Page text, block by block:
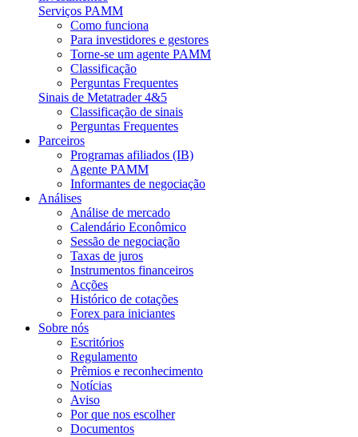
Serviços PAMM
Como funciona
Para investidores e gestores
Torne-se um agente PAMM
Classificação
Perguntas Frequentes
Sinais de Metatrader 4&5
Classificação de sinais
Perguntas Frequentes
Parceiros
Programas afiliados (IB)
Agente PAMM
Informantes de negociação
Análises
Análise de mercado
Calendário Econômico
Sessão de negociação
Taxas de juros
Instrumentos financeiros
Acções
Histórico de cotações
Forex para iniciantes
Sobre nós
Escritórios
Regulamento
Prêmios e reconhecimento
Notícias
Aviso
Por que nos escolher
Documentos